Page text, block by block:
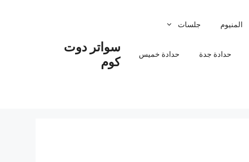
سواتر دوت
كوم
المنيوم جلسات
حدادة جدة حدادة خميس